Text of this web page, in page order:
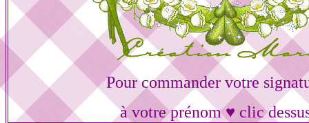
Pour commander votre
à votre prénom ♥ clic